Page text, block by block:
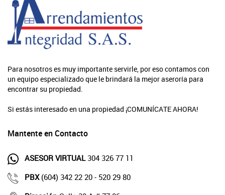
Para nosotros es muy importante servirle, por eso contamos con
un equipo especializado que le brindará la mejor aseroría para
encontrar su propiedad.
Si estás interesado en una propiedad ¡COMUNÍCATE AHORA!
Mantente en Contacto
ASESOR VIRTUAL304 326 77 11
PBX (604) 342 22 20 - 520 29 80